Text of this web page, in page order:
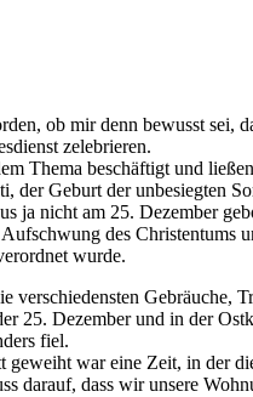
ob mir denn bewusst sei,
zelebrieren.
Thema beschäftigt und
der Geburt der unbesiegten
ja nicht am 25. Dezember
des
wurde.
verschiedensten
25. Dezember und in der
fiel.
war eine Zeit, in der
dass wir unsere